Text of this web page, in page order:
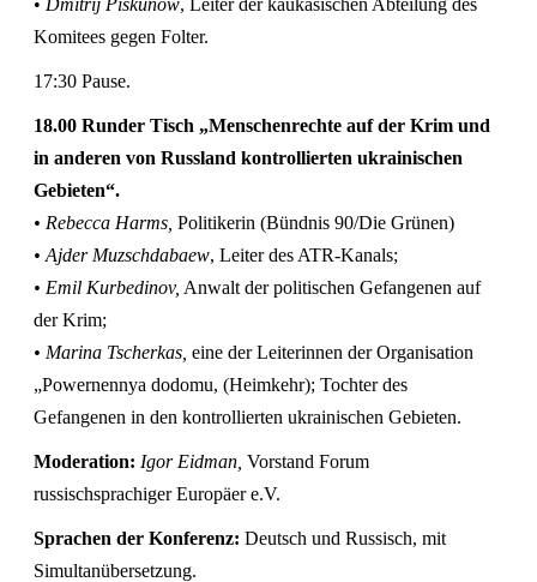
• Dmitrij Piskunow, Leiter der kaukasischen Abteilung des
Komitees gegen Folter.
17:30 Pause.
18.00 Runder Tisch „Menschenrechte auf der Krim und
in anderen von Russland kontrollierten ukrainischen
Gebieten“.
• Rebecca Harms, Politikerin (Bündnis 90/Die Grünen)
• Ajder Muzschdabaew, Leiter des ATR-Kanals;
• Emil Kurbedinov, Anwalt der politischen Gefangenen auf
der Krim;
• Marina Tscherkas, eine der Leiterinnen der Organisation
„Powernennya dodomu, (Heimkehr); Tochter des
Gefangenen in den kontrollierten ukrainischen Gebieten.
Moderation: Igor Eidman, Vorstand Forum
russischsprachiger Europäer e.V.
Sprachen der Konferenz: Deutsch und Russisch, mit
Simultanübersetzung.